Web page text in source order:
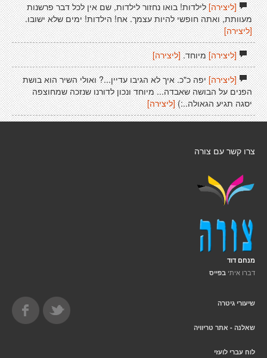
[ליצירה]לילדות! בואו נחזור לילדות, שם אין לכל דבר פרשנות
מעוותת, ואתה חופשי להיות עצמך. אח! הילדות! ימים שלא ישובו.
[ליצירה]
[ליצירה]מיוחד. [ליצירה]
[ליצירה]יפה כ"כ. איך לא הגיבו עדיין...? ואולי השיר הוא בושת
הפנים על הבושה שאבדה... מיוחד ונכון לדורנו שנזכה שמחוצפה
יסגה תגיע הגאולה..:) [ליצירה]
צרו קשר עם צורה
מנחם דוד
דברו איתי בפייס
שיעורי גיטרה
שאלנה - אתר טריוויה
לוח עברי לועזי